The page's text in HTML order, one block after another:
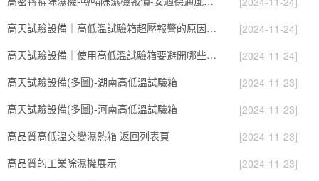
高天試驗設備｜高低溫試驗箱超壓報警的原因及解決方法
[2024-11-24]
高天試驗設備｜使用高低溫試驗箱要避開哪些操作？
[2024-11-24]
高天試驗設備(多圖)-湖南高低溫試驗箱
[2024-11-23]
高天試驗設備(多圖)-河南高低溫試驗箱
[2024-11-23]
高品質高低溫交變濕熱箱 返回列表頁
[2024-11-23]
高品質的工業除濕機展示
[2024-11-23]